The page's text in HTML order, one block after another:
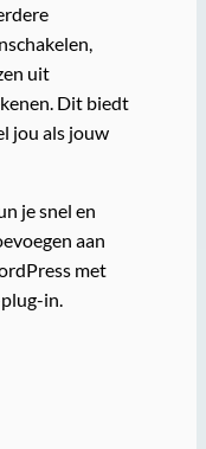
uit
Dit biedt
jou als jouw
je snel en
aan
met
in.